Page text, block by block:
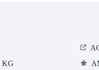
KG